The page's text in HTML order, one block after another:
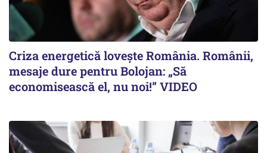
Criza energetică lovește România. Românii,
mesaje dure pentru Bolojan: „Să
economisească el, nu noi!” VIDEO